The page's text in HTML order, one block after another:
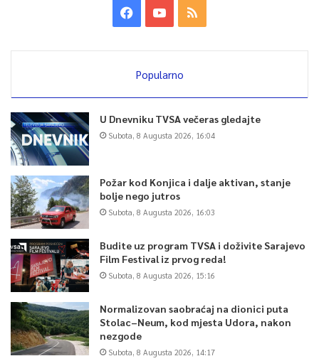
Popularno
U Dnevniku TVSA večeras gledajte
Subota, 8 Augusta 2026, 16:04
Požar kod Konjica i dalje aktivan, stanje
bolje nego jutros
Subota, 8 Augusta 2026, 16:03
Budite uz program TVSA i doživite Sarajevo
Film Festival iz prvog reda!
Subota, 8 Augusta 2026, 15:16
Normalizovan saobraćaj na dionici puta
Stolac–Neum, kod mjesta Udora, nakon
nezgode
Subota, 8 Augusta 2026, 14:17